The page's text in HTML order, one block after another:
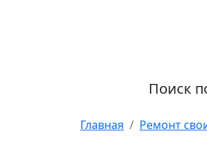
Поиск
Главная
Ремонт